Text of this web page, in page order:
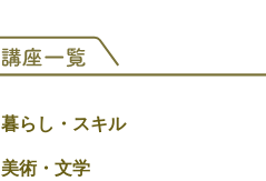
暮らし・スキル
美術・文学